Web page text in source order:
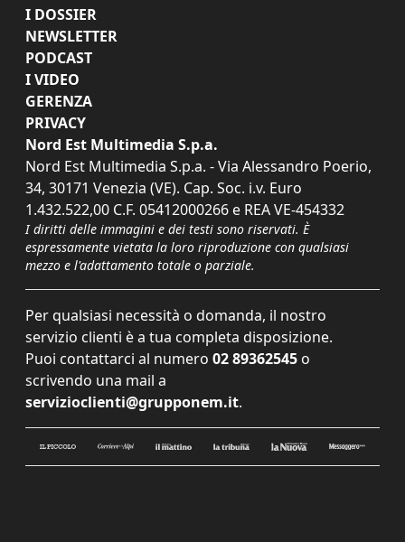
I DOSSIER
NEWSLETTER
PODCAST
I VIDEO
GERENZA
PRIVACY
Nord Est Multimedia S.p.a.
Nord Est Multimedia S.p.a. - Via Alessandro Poerio,
34, 30171 Venezia (VE). Cap. Soc. i.v. Euro
1.432.522,00 C.F. 05412000266 e REA VE-454332
I diritti delle immagini e dei testi sono riservati. È
espressamente vietata la loro riproduzione con qualsiasi
mezzo e l'adattamento totale o parziale.
Per qualsiasi necessità o domanda, il nostro
servizio clienti è a tua completa disposizione.
Puoi contattarci al numero 02 89362545 o
scrivendo una mail a
servizioclienti@grupponem.it.